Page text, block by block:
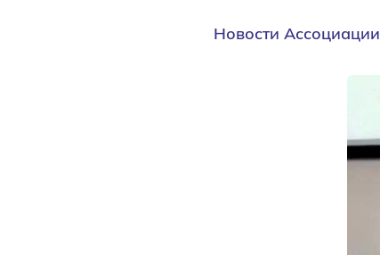
Новости Ассоциации